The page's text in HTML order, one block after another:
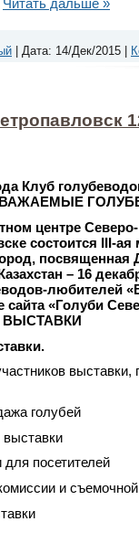
Читать дальше »
Дата: 14/Дек/2015
Клуб
центре
состоится III-
посвященная
– 16
любителей
«Голуби
выставки,
голубей
выставки
посетителей
и